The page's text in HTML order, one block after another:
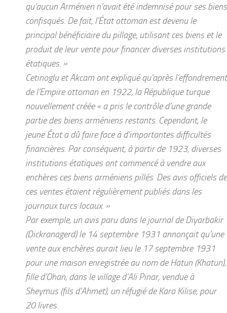
qu’aucun Arménien n’avait été indemnisé pour ses biens
confisqués. De fait, l’État ottoman est devenu le
principal bénéficiaire du pillage, utilisant ces biens et le
produit de leur vente pour financer diverses institutions
étatiques. »
Cetinoglu et Akcam ont expliqué qu’après l’effondrement
de l’Empire ottoman en 1922, la République turque
nouvellement créée « a pris le contrôle d’une grande
partie des biens arméniens restants. Cependant, le
jeune État a dû faire face à d’importantes difficultés
financières. Par conséquent, à partir de 1923, diverses
institutions étatiques ont commencé à vendre aux
enchères ces biens arméniens pillés. Des avis officiels de
ces ventes étaient régulièrement publiés dans les
journaux turcs locaux. »
Par exemple, un avis paru dans le journal de Diyarbakir
(Dickranagerd) le 14 septembre 1931 annonçait qu’une
vente aux enchères aurait lieu le 17 septembre 1931
pour une maison enregistrée au nom de Hatun (Khatun),
fille d’Ohan, dans le village d’Ali Pinar, vendue à
Sheymus (fils d’Ahmet), un réfugié de Kara Kilise, pour
20 livres.